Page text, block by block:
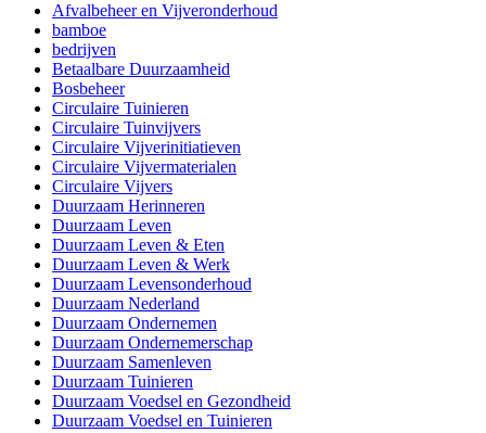
Afvalbeheer en Vijveronderhoud
bamboe
bedrijven
Betaalbare Duurzaamheid
Bosbeheer
Circulaire Tuinieren
Circulaire Tuinvijvers
Circulaire Vijverinitiatieven
Circulaire Vijvermaterialen
Circulaire Vijvers
Duurzaam Herinneren
Duurzaam Leven
Duurzaam Leven & Eten
Duurzaam Leven & Werk
Duurzaam Levensonderhoud
Duurzaam Nederland
Duurzaam Ondernemen
Duurzaam Ondernemerschap
Duurzaam Samenleven
Duurzaam Tuinieren
Duurzaam Voedsel en Gezondheid
Duurzaam Voedsel en Tuinieren